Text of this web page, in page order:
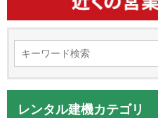
レンタル建機カテゴリ